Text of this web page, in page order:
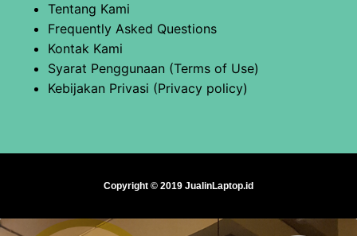
Tentang Kami
Frequently Asked Questions
Kontak Kami
Syarat Penggunaan (Terms of Use)
Kebijakan Privasi (Privacy policy)
Copyright © 2019 JualinLaptop.id